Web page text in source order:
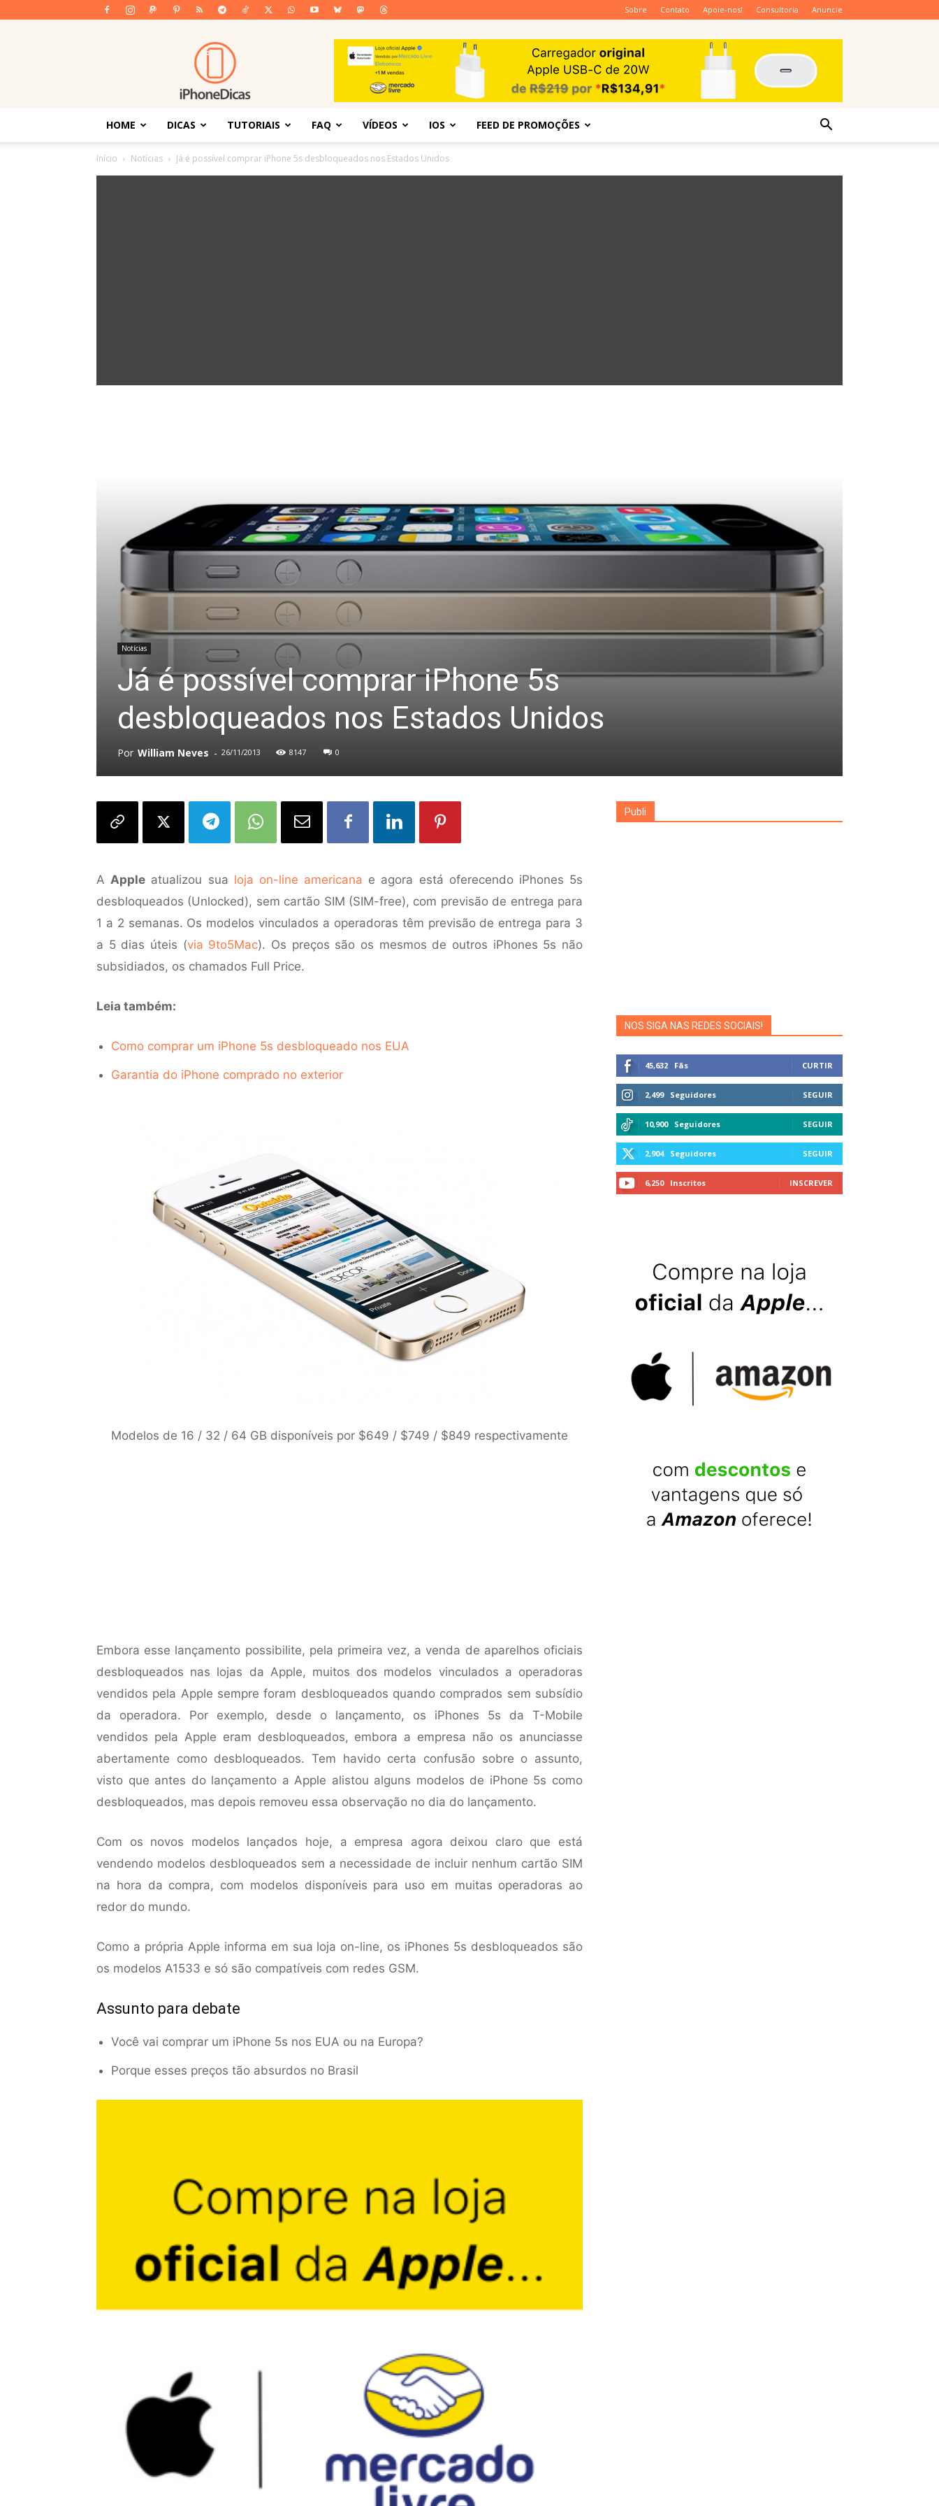
Sobre Contato Apoie-nos! Consultoria Anuncie
iPhoneDicas
HOME DICAS TUTORIAIS FAQ VÍDEOS IOS FEED DE PROMOÇÕES
Início Notícias Já é possível comprar iPhone 5s desbloqueados nos Estados Unidos
Notícias
Já é possível comprar iPhone 5s
desbloqueados nos Estados Unidos
Por William Neves - 26/11/2013 8147 0
A Apple atualizou sua loja on-line americana e agora está oferecendo iPhones 5s
desbloqueados (Unlocked), sem cartão SIM (SIM-free), com previsão de entrega para
1 a 2 semanas. Os modelos vinculados a operadoras têm previsão de entrega para 3
a 5 dias úteis (via 9to5Mac). Os preços são os mesmos de outros iPhones 5s não
subsidiados, os chamados Full Price.
Leia também:
Como comprar um iPhone 5s desbloqueado nos EUA
Garantia do iPhone comprado no exterior
Modelos de 16 / 32 / 64 GB disponíveis por $649 / $749 / $849 respectivamente
Embora esse lançamento possibilite, pela primeira vez, a venda de aparelhos oficiais
desbloqueados nas lojas da Apple, muitos dos modelos vinculados a operadoras
vendidos pela Apple sempre foram desbloqueados quando comprados sem subsídio
da operadora. Por exemplo, desde o lançamento, os iPhones 5s da T-Mobile
vendidos pela Apple eram desbloqueados, embora a empresa não os anunciasse
abertamente como desbloqueados. Tem havido certa confusão sobre o assunto,
visto que antes do lançamento a Apple alistou alguns modelos de iPhone 5s como
desbloqueados, mas depois removeu essa observação no dia do lançamento.
Com os novos modelos lançados hoje, a empresa agora deixou claro que está
vendendo modelos desbloqueados sem a necessidade de incluir nenhum cartão SIM
na hora da compra, com modelos disponíveis para uso em muitas operadoras ao
redor do mundo.
Como a própria Apple informa em sua loja on-line, os iPhones 5s desbloqueados são
os modelos A1533 e só são compatíveis com redes GSM.
Assunto para debate
Você vai comprar um iPhone 5s nos EUA ou na Europa?
Porque esses preços tão absurdos no Brasil
Publi
NOS SIGA NAS REDES SOCIAIS!
45,632 Fãs CURTIR
2,499 Seguidores SEGUIR
10,900 Seguidores SEGUIR
2,904 Seguidores SEGUIR
6,250 Inscritos INSCREVER